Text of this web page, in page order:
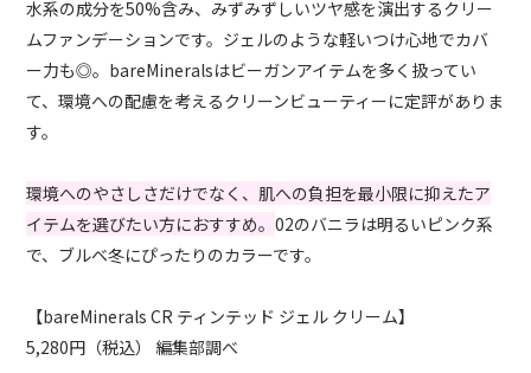
水系の成分を50%含み、みずみずしいツヤ感を演出するクリー
ムファンデーションです。ジェルのような軽いつけ心地でカバ
ー力も◎。bareMineralsはビーガンアイテムを多く扱ってい
て、環境への配慮を考えるクリーンビューティーに定評がありま
す。
環境へのやさしさだけでなく、肌への負担を最小限に抑えたア
イテムを選びたい方におすすめ。02のバニラは明るいピンク系
で、ブルベ冬にぴったりのカラーです。
【bareMinerals CR ティンテッド ジェル クリーム】
5,280円（税込） 編集部調べ